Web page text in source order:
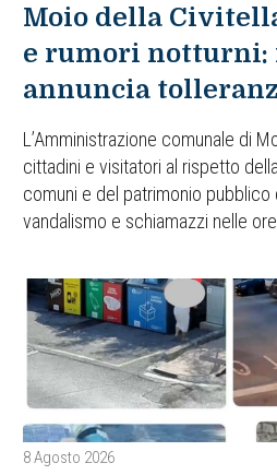
Moio della
e rumori notturni:
annuncia
L’Amministrazione comunale di
cittadini e visitatori al rispetto
comuni e del patrimonio pubblico
vandalismo e schiamazzi nelle
8 Agosto 2026